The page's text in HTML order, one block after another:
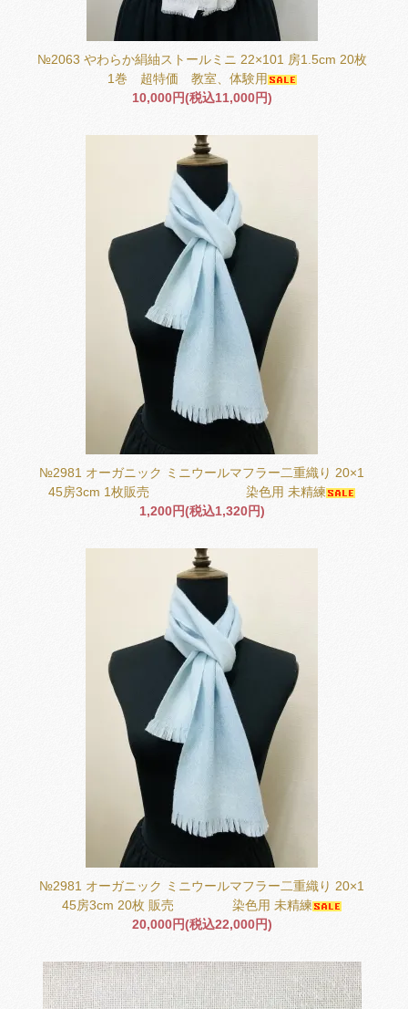
№2063 やわらか絹紬ストールミニ 22×101 房1.5cm 20枚
1巻 超特価 教室、体験用
10,000円(税込11,000円)
№2981 オーガニック ミニウールマフラー二重織り 20×1
45房3cm 1枚販売 染色用 未精練
1,200円(税込1,320円)
№2981 オーガニック ミニウールマフラー二重織り 20×1
45房3cm 20枚 販売 染色用 未精練
20,000円(税込22,000円)